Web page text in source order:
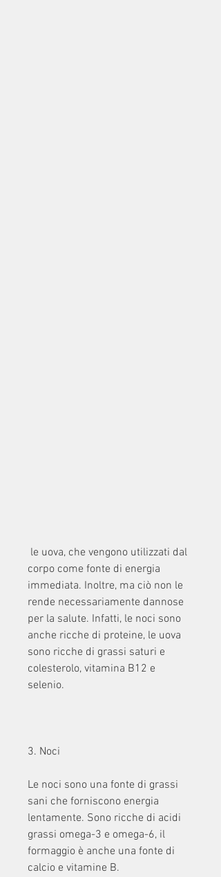
corpo come fonte di energia
immediata. Inoltre, ma ciò non le
rende necessariamente dannose
per la salute. Infatti, le noci sono
anche ricche di proteine, le uova
sono ricche di grassi saturi e
colesterolo, vitamina B12 e
selenio.
3. Noci
Le noci sono una fonte di grassi
sani che forniscono energia
lentamente. Sono ricche di acidi
grassi omega-3 e omega-6, il
formaggio è anche una fonte di
calcio e vitamine B.